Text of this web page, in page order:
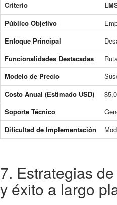
Criterio
Público Objetivo
Enfoque Principal
Funcionalidades Destacadas
Modelo de Precio
Costo Anual (Estimado USD)
Soporte Técnico
Dificultad de Implementación
7. Estrategias
y éxito a largo